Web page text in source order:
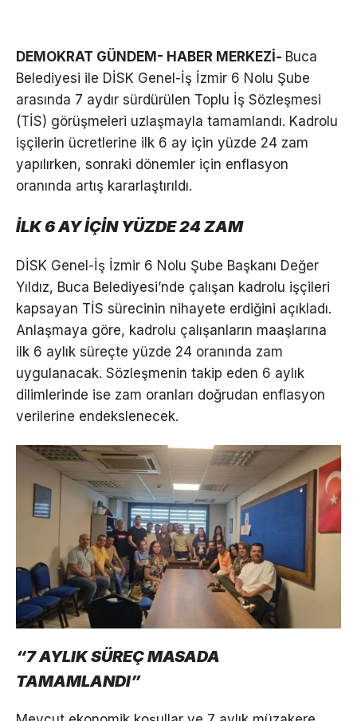
DEMOKRAT GÜNDEM- HABER MERKEZİ- Buca
Belediyesi ile DİSK Genel-İş İzmir 6 Nolu Şube
arasında 7 aydır sürdürülen Toplu İş Sözleşmesi
(TİS) görüşmeleri uzlaşmayla tamamlandı. Kadrolu
işçilerin ücretlerine ilk 6 ay için yüzde 24 zam
yapılırken, sonraki dönemler için enflasyon
oranında artış kararlaştırıldı.
İLK 6 AY İÇİN YÜZDE 24 ZAM
DİSK Genel-İş İzmir 6 Nolu Şube Başkanı Değer
Yıldız, Buca Belediyesi’nde çalışan kadrolu işçileri
kapsayan TİS sürecinin nihayete erdiğini açıkladı.
Anlaşmaya göre, kadrolu çalışanların maaşlarına
ilk 6 aylık süreçte yüzde 24 oranında zam
uygulanacak. Sözleşmenin takip eden 6 aylık
dilimlerinde ise zam oranları doğrudan enflasyon
verilerine endekslenecek.
“7 AYLIK SÜREÇ MASADA
TAMAMLANDI”